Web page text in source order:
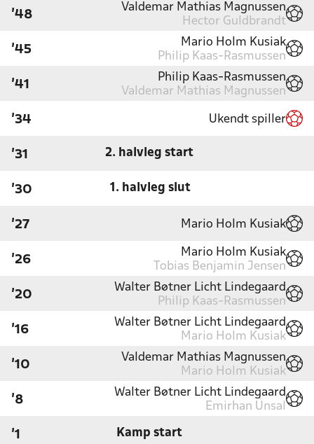
'48
Valdemar Mathias Magnussen
Hector Guldbrandt
'45
Mario Holm Kusiak
Philip Kaas-Rasmussen
'41
Philip Kaas-Rasmussen
Valdemar Mathias Magnussen
'34 Ukendt spiller
'31 2. halvleg start
'30 1. halvleg slut
'27 Mario Holm Kusiak
'26
Mario Holm Kusiak
Tobias Benjamin Jensen
'20
Walter Bøtner Licht Lindegaard
Philip Kaas-Rasmussen
'16
Walter Bøtner Licht Lindegaard
Mario Holm Kusiak
'10
Valdemar Mathias Magnussen
Mario Holm Kusiak
'8
Walter Bøtner Licht Lindegaard
Emirhan Ünsal
'1 Kamp start